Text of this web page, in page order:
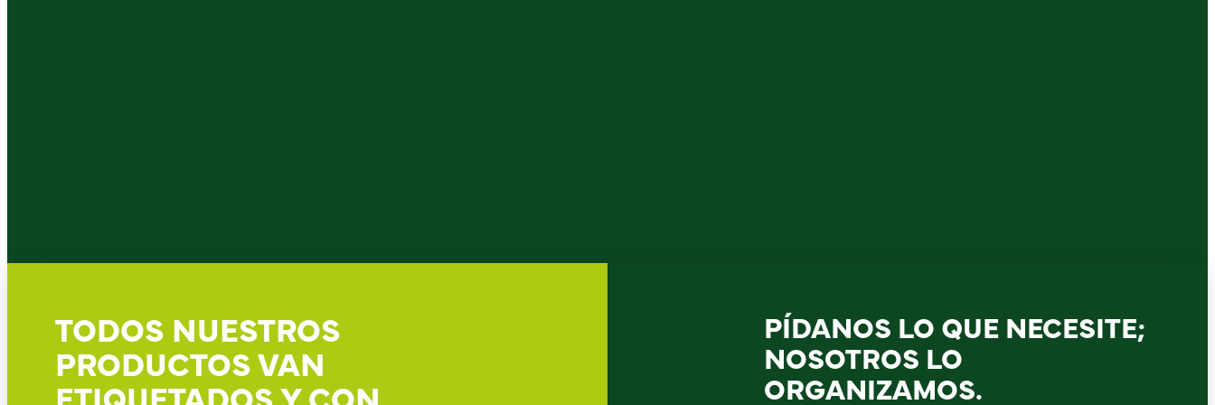
TODOS NUESTROS
PRODUCTOS VAN
PÍDANOS LO QUE NECESITE;
NOSOTROS LO
ORGANIZAMOS.